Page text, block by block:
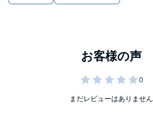
まだレビューはありません